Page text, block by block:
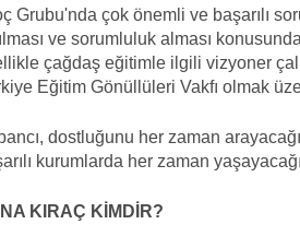
Grubu'nda çok önemli ve başarılı
ve sorumluluk alması
çağdaş eğitimle ilgili vizyoner
Eğitim Gönüllüleri Vakfı olmak
dostluğunu her zaman
kurumlarda her zaman
KIRAÇ KİMDİR?